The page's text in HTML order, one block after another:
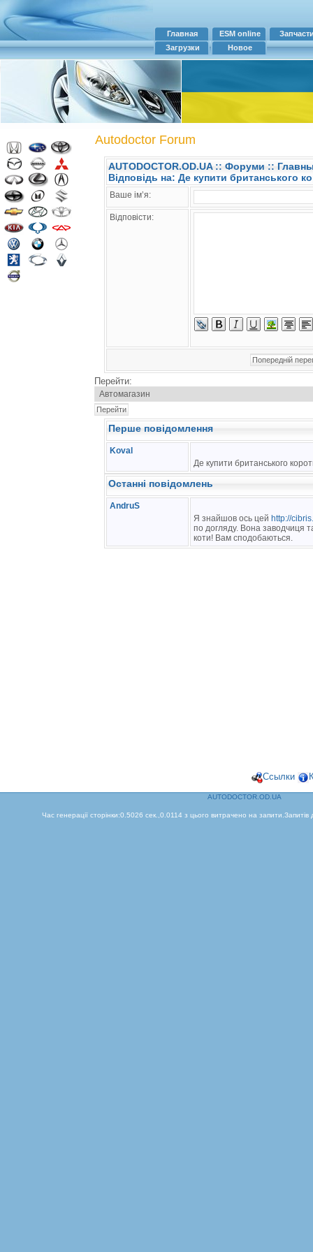
Главная ESM online
Загрузки
Новое
Autodoctor Forum
AUTODOCTOR.OD.UA:: Форуми ::
Відповідь на: Де купити британського
Ваше ім’я:
Відповісти:
Перейти:
Перше повідомлення
Koval
Де купити британського
Останні повідомлень
AndruS
Я знайшов ось цей http://
по догляду. Вона заводчиця
коти! Вам сподобаються.
Ссылки
AUTODOCTOR.OD.UA
Час генерації сторінки:0.5026 сек.,0.0114 з цього витрачено на